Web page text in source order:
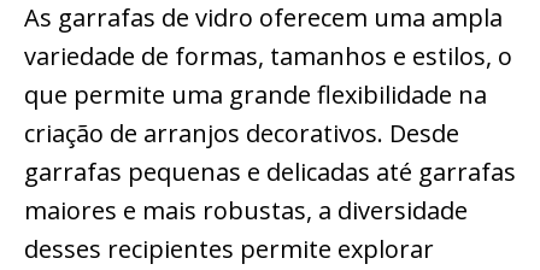
As garrafas de vidro oferecem uma ampla
variedade de formas, tamanhos e estilos, o
que permite uma grande flexibilidade na
criação de arranjos decorativos. Desde
garrafas pequenas e delicadas até garrafas
maiores e mais robustas, a diversidade
desses recipientes permite explorar